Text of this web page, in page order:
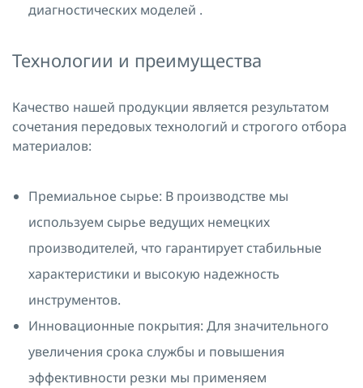
диагностических моделей .
Технологии и преимущества
Качество нашей продукции является результатом
сочетания передовых технологий и строгого отбора
материалов:
Премиальное сырье: В производстве мы
используем сырье ведущих немецких
производителей, что гарантирует стабильные
характеристики и высокую надежность
инструментов.
Инновационные покрытия: Для значительного
увеличения срока службы и повышения
эффективности резки мы применяем